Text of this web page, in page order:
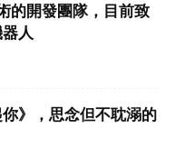
的開發團隊，目前致
人
》，思念但不耽溺的